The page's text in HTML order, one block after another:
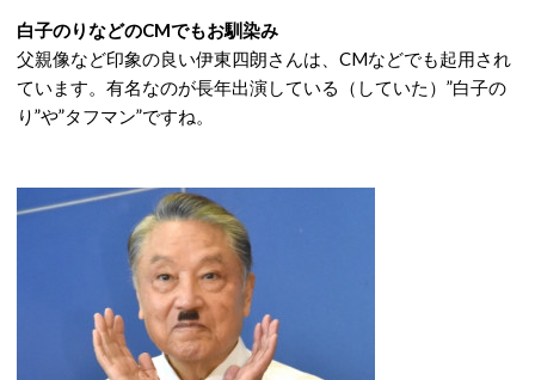
白子のりなどのCMでもお馴染み
父親像など印象の良い伊東四朗さんは、CMなどでも起用され
ています。有名なのが長年出演している（していた）”白子の
り”や”タフマン”ですね。